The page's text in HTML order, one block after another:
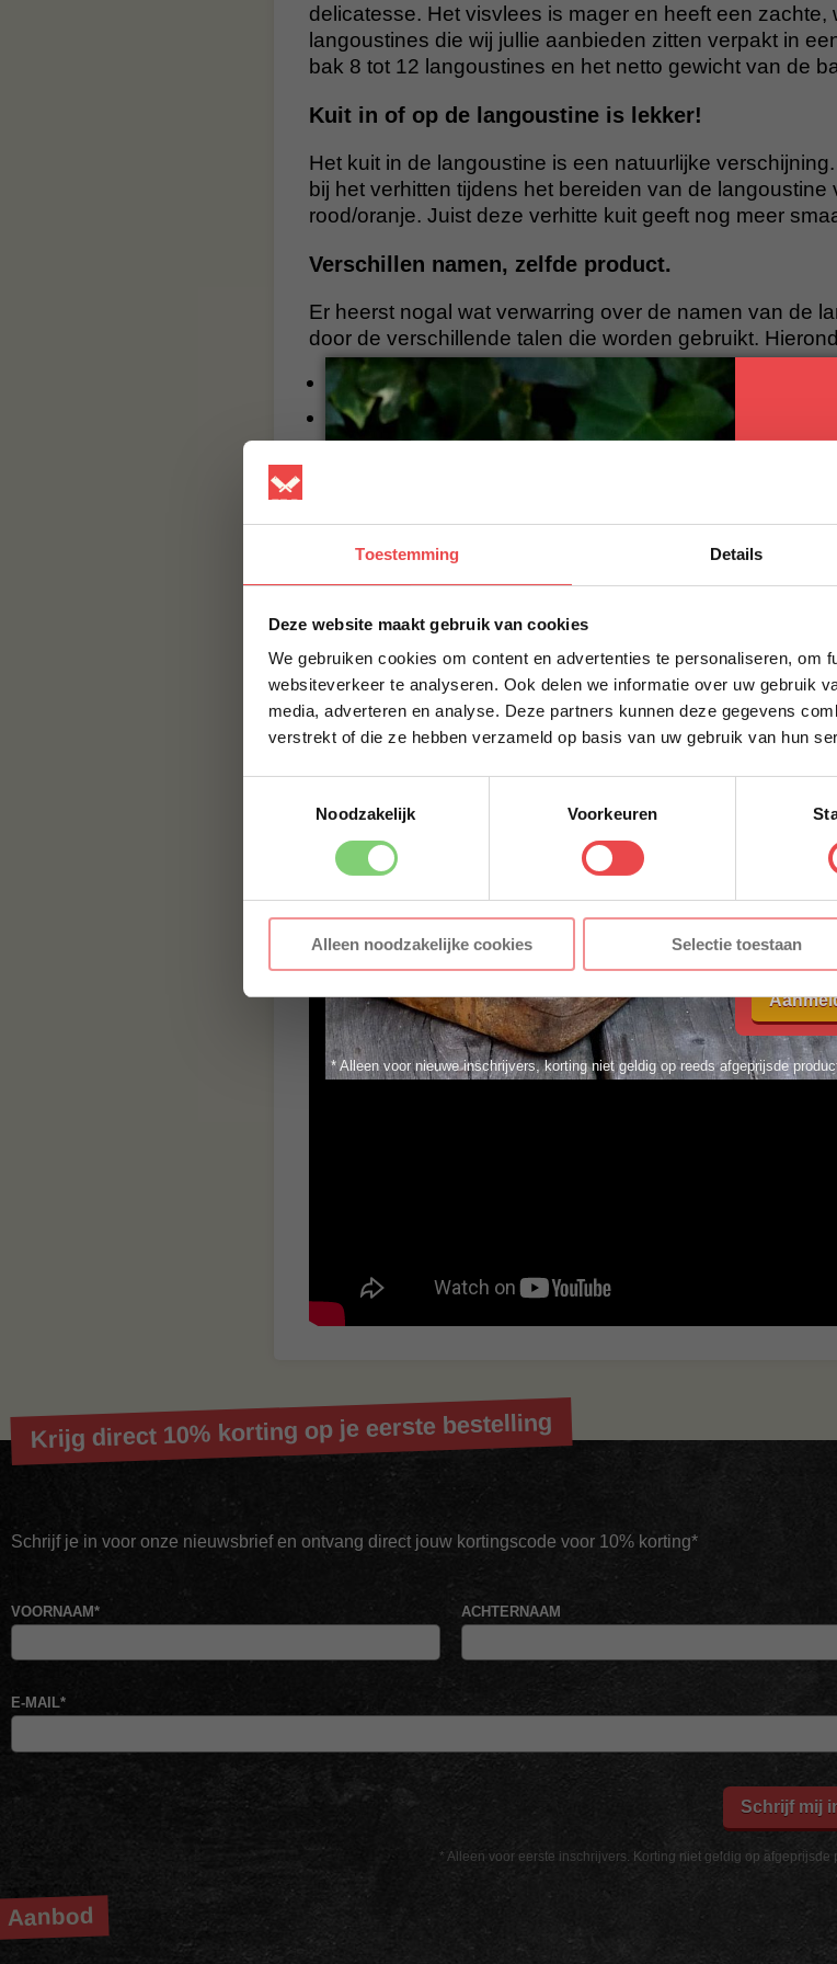
Toestemming Details
Deze website maakt gebruik van cookies
We gebruiken cookies om content en advertenties te personaliseren, om
websiteverkeer te analyseren. Ook delen we informatie over uw gebruik
media, adverteren en analyse. Deze partners kunnen deze gegevens
verstrekt of die ze hebben verzameld op basis van uw gebruik van hun
Noodzakelijk
Voorkeuren
Alleen noodzakelijke cookies Selectie toestaan
delicatesse. Het visvlees is mager en heeft een zachte,
langoustines die wij jullie aanbieden zitten verpakt in
bak 8 tot 12 langoustines en het netto gewicht van de
Kuit in of op de langoustine is lekker!
Het kuit in de langoustine is een natuurlijke
bij het verhitten tijdens het bereiden van de langoustine
rood/oranje. Juist deze verhitte kuit geeft nog meer
Verschillen namen, zelfde product.
Er heerst nogal wat verwarring over de namen van de
door de verschillende talen die worden gebruikt.
Nederland: Langoustine, Noorse Kreeft
Italië: Enkelvoud Scampo - Meervoud Scampi
Denemarken: Jomfruhummer
Ierland: Dublin Bay Prawn
Spanje: Cigala
Portugal: Lagostim
Waarom wordt het lobster genoemd?
Dit is een leuk weetje! Als de Noorse kreeft wil
weg door met zijn staart te slaan. Die wordtlobstering
BBQuality
BBQuality staat voor betaalbaar kwaliteitsvlees. Ons
smaak, maar met een marinade ofrubkun je je vlees
smaak brengen. Bestel je kwaliteitsvlees vandaag nog
BBQuality!
Contact
10%
VOORNAAM
E-
voorwaarden.
* Alleen voor nieuwe inschrijvers, korting niet geldig op reeds afgeprijsde
Krijg direct 10% korting op je eerste bestelling
Schrijf je in voor onze nieuwsbrief en ontvang direct jouw kortingscode voor 10% korting*
* Alleen voor eerste inschrijvers. Korting niet geldig op afgeprijsde
VOORNAAM* ACHTERNAAM
E-MAIL*
Schrijf mij
Aanbod